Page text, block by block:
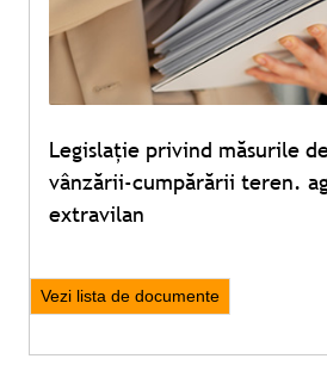
Legislație privind măsurile
vânzării-cumpărării teren.
extravilan
Vezi lista de documente